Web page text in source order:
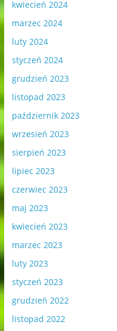
kwiecień 2024
marzec 2024
luty 2024
styczeń 2024
grudzień 2023
listopad 2023
październik 2023
wrzesień 2023
sierpień 2023
lipiec 2023
czerwiec 2023
maj 2023
kwiecień 2023
marzec 2023
luty 2023
styczeń 2023
grudzień 2022
listopad 2022